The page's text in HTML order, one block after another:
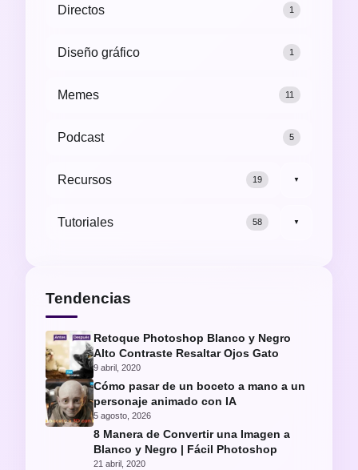
Directos 1
Diseño gráfico 1
Memes 11
Podcast 5
Recursos 19 ▼
Tutoriales 58 ▼
Tendencias
Retoque Photoshop Blanco y Negro
Alto Contraste Resaltar Ojos Gato
9 abril, 2020
Cómo pasar de un boceto a mano a un
personaje animado con IA
5 agosto, 2026
8 Manera de Convertir una Imagen a
Blanco y Negro | Fácil Photoshop
21 abril, 2020